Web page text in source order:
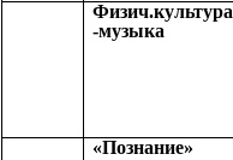
Физич.культура
-музыка
«Познание»